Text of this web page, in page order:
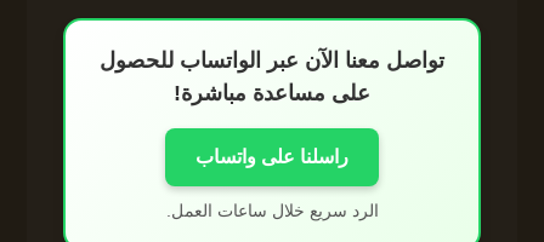
تواصل معنا الآن عبر الواتساب للحصول
على مساعدة مباشرة!
راسلنا على واتساب
الرد سريع خلال ساعات العمل.